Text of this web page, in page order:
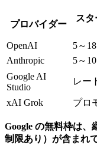
プロバイダー
ス
OpenAI 5～
Anthropic
5～
Google AI
Studio
レー
xAI Grok
プロ
Google の無料枠は、
制限あり）が含まれ